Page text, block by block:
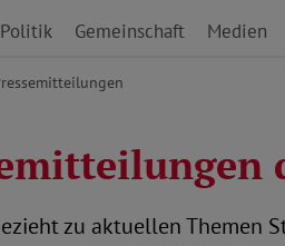
Inhalten springen
Politik Gemeinschaft Medien
zu aktuellen Themen